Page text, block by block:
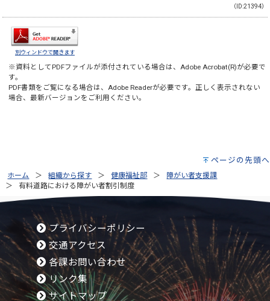
（ID:21394）
別ウィンドウで開きます
※資料としてPDFファイルが添付されている場合は、Adobe Acrobat(R)が必要で
す。
PDF書類をご覧になる場合は、Adobe Readerが必要です。正しく表示されない
場合、最新バージョンをご利用ください。
ページの先頭へ
ホーム 組織から探す 健康福祉部
障がい者支援課
有料道路における障がい者割引制度
プライバシーポリシー
交通アクセス
各課お問い合わせ
リンク集
サイトマップ